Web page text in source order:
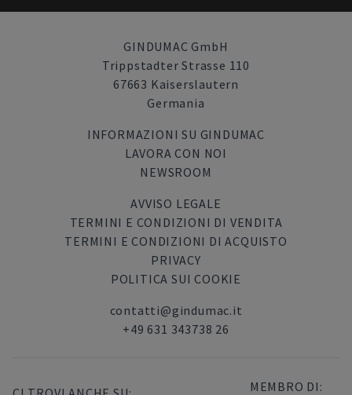
GINDUMAC GmbH
Trippstadter Strasse 110
67663 Kaiserslautern
Germania
INFORMAZIONI SU GINDUMAC
LAVORA CON NOI
NEWSROOM
AVVISO LEGALE
TERMINI E CONDIZIONI DI VENDITA
TERMINI E CONDIZIONI DI ACQUISTO
PRIVACY
POLITICA SUI COOKIE
contatti@gindumac.it
+49 631 343738 26
MEMBRO DI: